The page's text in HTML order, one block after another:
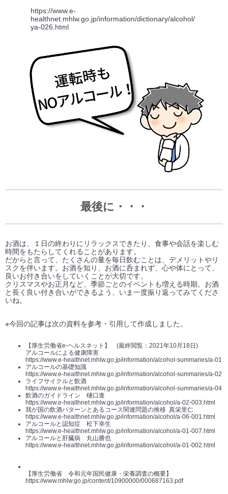
https://www.e-
healthnet.mhlw.go.jp/information/dictionary/alcohol/
ya-026.html
最後に・・・
お酒は、１日の終わりにリラックスできたり、食事や会話を楽しむ
時間をもたらしてくれることがあります。
だからと言って、たくさんの量を毎日飲むことは、デメリットやリ
スクを伴います。お酒を知り、お酒に呑まれず、心や体にとって、
良いお付き合いをしていくことが大切です。
クリスマスやお正月など、季節ごとのイベントも増える時期。お酒
と長く良い付き合いができるよう、いま一度振り返ってみてくださ
いね。
※今回の記事は次の資料を参考・引用して作成しました。
【厚生労働省e-ヘルスネット】 (最終閲覧：2021年10月18日)
アルコールによる健康障害
https://www.e-healthnet.mhlw.go.jp/information/alcohol-summaries/a-01
アルコールの基礎知識
https://www.e-healthnet.mhlw.go.jp/information/alcohol-summaries/a-02
ライフサイクルと飲酒
https://www.e-healthnet.mhlw.go.jp/information/alcohol-summaries/a-04
飲酒のガイドライン 樋口進
https://www.e-healthnet.mhlw.go.jp/information/alcohol/a-02-003.html
我が国の飲酒パターンとあるコース関連問題の推移 真栄里仁
https://www.e-healthnet.mhlw.go.jp/information/alcohol/a-06-001.html
アルコールと認知症 松下幸生
https://www.e-healthnet.mhlw.go.jp/information/alcohol/a-01-007.html
アルコールと肝臓病 丸山勝也
https://www.e-healthnet.mhlw.go.jp/information/alcohol/a-01-002.html
【厚生労働省 令和元年国民健康・栄養調査の概要】
https://www.mhlw.go.jp/content/10900000/000687163.pdf